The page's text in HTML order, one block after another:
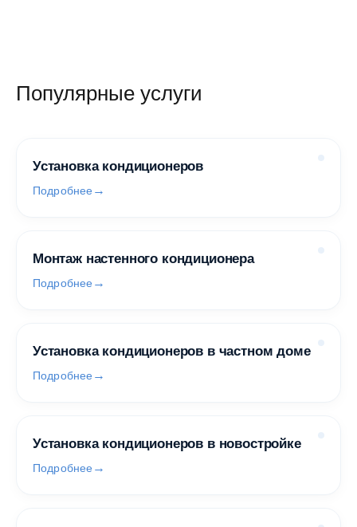
Популярные услуги
Установка кондиционеров
Подробнее
Монтаж настенного кондиционера
Подробнее
Установка кондиционеров в частном доме
Подробнее
Установка кондиционеров в новостройке
Подробнее